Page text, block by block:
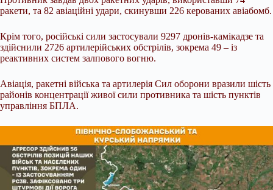
ракети, та 82 авіаційні удари, скинувши 226 керованих авіабомб.
Крім того, російські сили застосували 9297 дронів-камікадзе та
здійснили 2726 артилерійських обстрілів, зокрема 49 – із
реактивних систем залпового вогню.
Авіація, ракетні війська та артилерія Сил оборони вразили шість
районів концентрації живої сили противника та шість пунктів
управління БПЛА.